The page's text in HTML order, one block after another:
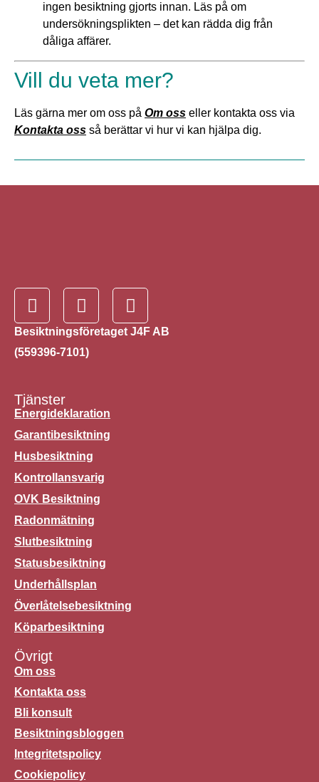
ingen besiktning gjorts innan. Läs på om
undersökningsplikten – det kan rädda dig från
dåliga affärer.
Vill du veta mer?
Läs gärna mer om oss på Om oss eller kontakta oss via
Kontakta oss så berättar vi hur vi kan hjälpa dig.
Besiktningsföretaget J4F AB
(559396-7101)
Tjänster
Energideklaration
Garantibesiktning
Husbesiktning
Kontrollansvarig
OVK Besiktning
Radonmätning
Slutbesiktning
Statusbesiktning
Underhållsplan
Överlåtelsebesiktning
Köparbesiktning
Övrigt
Om oss
Kontakta oss
Bli konsult
Besiktningsbloggen
Integritetspolicy
Cookiepolicy